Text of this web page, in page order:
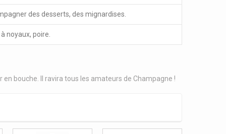
des desserts, des mignardises.
noyaux, poire.
bouche. Il ravira tous les amateurs de Champagne !